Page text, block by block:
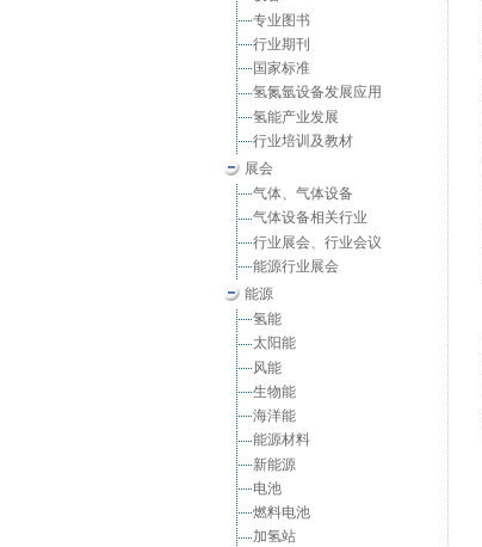
专业图书
行业期刊
国家标准
氢氮氩设备发展应用
氢能产业发展
行业培训及教材
展会
气体、气体设备
气体设备相关行业
行业展会、行业会议
能源行业展会
能源
氢能
太阳能
风能
生物能
海洋能
能源材料
新能源
电池
燃料电池
加氢站